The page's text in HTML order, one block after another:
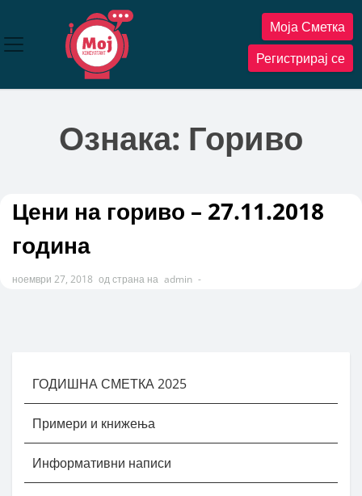
содржината
Моја Сметка
Регистрирај се
Ознака: Гориво
Цени на гориво – 27.11.2018
година
ноември 27, 2018 од страна на admin -
ГОДИШНА СМЕТКА 2025
Примери и книжења
Информативни написи